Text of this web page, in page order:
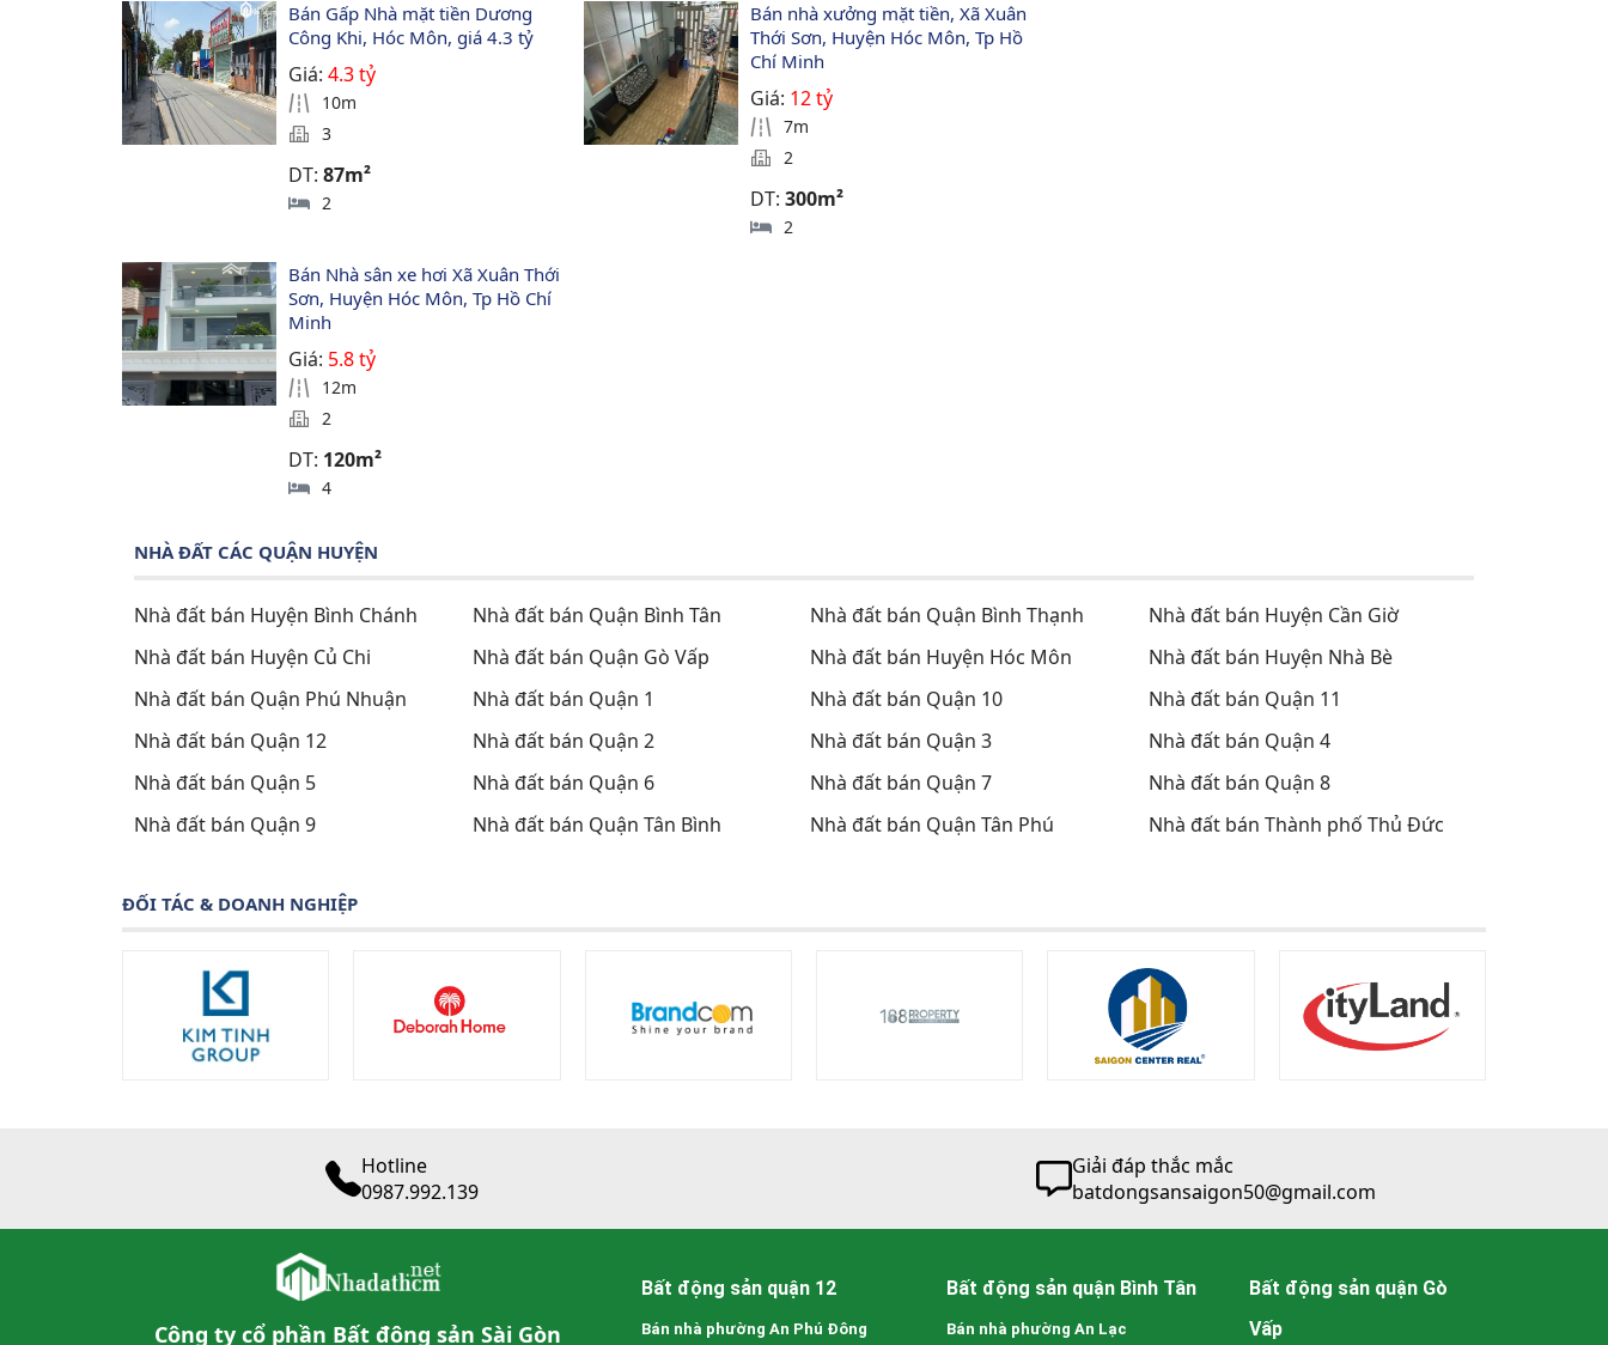
Bán Gấp Nhà mặt tiền Dương
Công Khi, Hóc Môn, giá 4.3 tỷ
Giá:4.3 tỷ
10m
3
DT:87m²
2
Bán nhà xưởng mặt tiền, Xã Xuân
Thới Sơn, Huyện Hóc Môn, Tp Hồ
Chí Minh
Giá: 12 tỷ
7m
2
DT: 300m²
2
Bán Nhà sân xe hơi Xã Xuân Thới
Sơn, Huyện Hóc Môn, Tp Hồ Chí
Minh
Giá: 5.8 tỷ
12m
2
DT: 120m²
4
NHÀ ĐẤT CÁC QUẬN HUYỆN
Nhà đất bán Huyện Bình Chánh Nhà đất bán Quận Bình Tân Nhà đất bán Quận Bình Thạnh
Nhà đất bán Huyện Cần Giờ
Nhà đất bán Huyện Củ Chi
Nhà đất bán Quận Gò Vấp Nhà đất bán Huyện Hóc Môn
Nhà đất bán Huyện Nhà Bè
Nhà đất bán Quận Phú Nhuận
Nhà đất bán Quận 1 Nhà đất bán Quận 10
Nhà đất bán Quận 11
Nhà đất bán Quận 12
Nhà đất bán Quận 2 Nhà đất bán Quận 3
Nhà đất bán Quận 4
Nhà đất bán Quận 5
Nhà đất bán Quận 6 Nhà đất bán Quận 7
Nhà đất bán Quận 8
Nhà đất bán Quận 9
Nhà đất bán Quận Tân Bình Nhà đất bán Quận Tân Phú Nhà đất bán Thành phố Thủ Đức
ĐỐI TÁC & DOANH NGHIỆP
Hotline
0987.992.139
Giải đáp thắc mắc
batdongsansaigon50@gmail.com
Công ty cổ phần Bất động sản Sài Gòn
Bất động sản quận 12
Bán nhà phường An Phú Đông
Bất động sản quận Bình Tân
Bán nhà phường An Lạc
Bất động sản quận Gò
Vấp